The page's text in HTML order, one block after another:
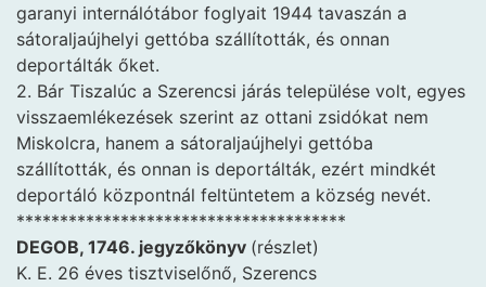
garanyi internálótábor foglyait 1944 tavaszán a
sátoraljaújhelyi gettóba szállították, és onnan
deportálták őket.
2. Bár Tiszalúc a Szerencsi járás települése volt, egyes
visszaemlékezések szerint az ottani zsidókat nem
Miskolcra, hanem a sátoraljaújhelyi gettóba
szállították, és onnan is deportálták, ezért mindkét
deportáló központnál feltüntetem a község nevét.
**************************************
DEGOB, 1746. jegyzőkönyv (részlet)
K. E. 26 éves tisztviselőnő, Szerencs